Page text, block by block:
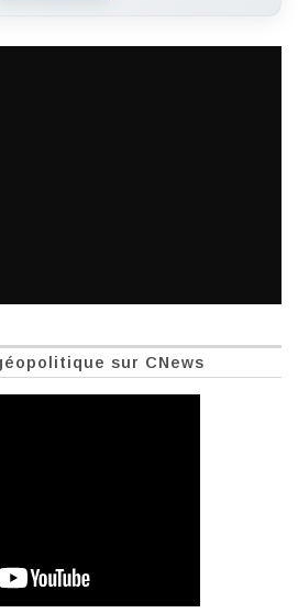
sur CNews